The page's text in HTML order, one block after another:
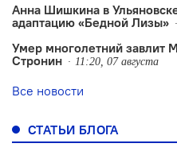
Анна Шишкина в
адаптацию «Бедной Лизы»
Умер многолетний завлит
Стронин
11:20, 07 августа
Все новости
СТАТЬИ БЛОГА